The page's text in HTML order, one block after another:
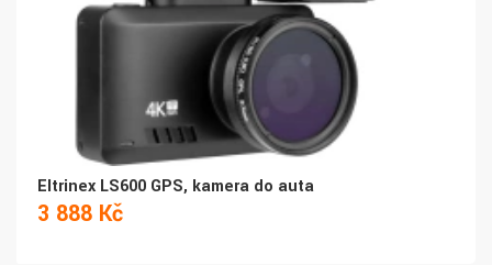
Eltrinex LS600 GPS, kamera do auta
3 888 Kč